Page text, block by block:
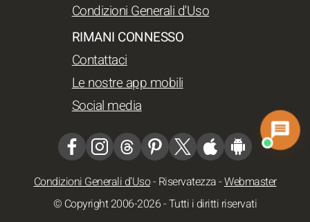
Condizioni Generali d'Uso
RIMANI CONNESSO
Contattaci
Le nostre app mobili
Social media
Condizioni Generali d'Uso- Riservatezza-Webmaster
© Copyright 2006-2026 - Tutti i diritti riservati